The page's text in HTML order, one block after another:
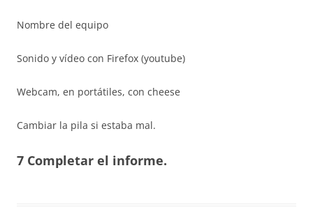
Nombre del equipo
Sonido y vídeo con Firefox (youtube)
Webcam, en portátiles, con cheese
Cambiar la pila si estaba mal.
7 Completar el informe.